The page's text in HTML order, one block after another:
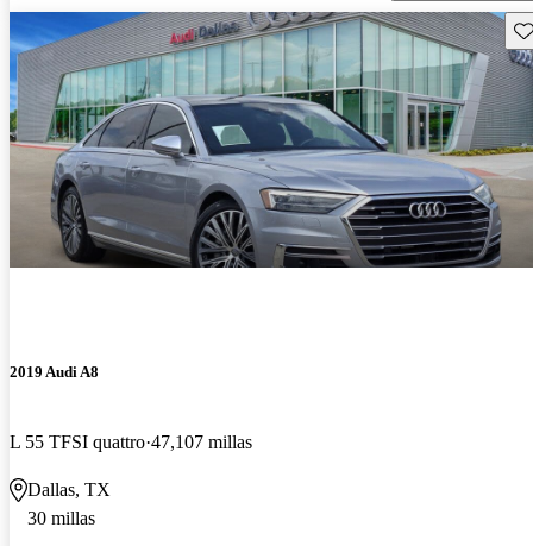
2019 Audi A8
L 55 TFSI quattro 47,107 millas
Dallas, TX
30 millas